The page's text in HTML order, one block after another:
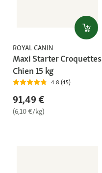
ROYAL CANIN
Maxi Starter Croquettes
Chien 15 kg
4.8 (45)
91,49 €
(6,10 €/kg)